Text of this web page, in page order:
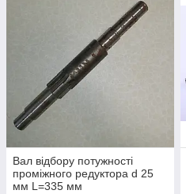
Вал відбору потужності
проміжного редуктора d 25
мм L=335 мм